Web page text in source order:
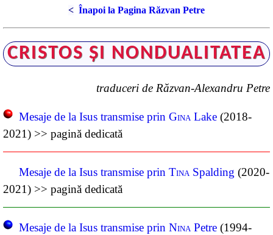
< Înapoi la Pagina Răzvan Petre
CRISTOS ŞI NONDUALITATEA
traduceri de Răzvan-Alexandru Petre
Mesaje de la Isus transmise prin Gina Lake(2018-
2021) >> pagină dedicată
Mesaje de la Isus transmise prin Tina Spalding (2020-
2021) >> pagină dedicată
Mesaje de la Isus transmise prin NinaPetre(1994-